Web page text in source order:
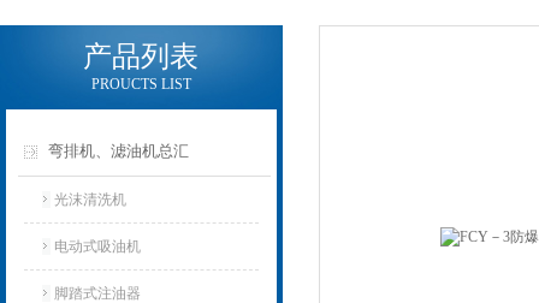
产品列表
PROUCTS LIST
弯排机、滤油机总汇
光沫清洗机
电动式吸油机
脚踏式注油器